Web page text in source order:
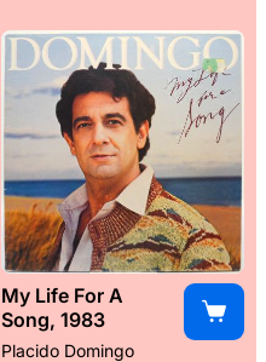
My Life For A
Song, 1983
Placido Domingo